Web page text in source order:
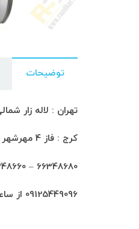
توضیحات
تهران : لاله زار
کرج : فاز 4 مهرشهر خیابان 411 شرقی پلاک 114 واحد 1
66348680 – 66348660 تماس از 8 صبح تا 6 شب
09125449096 از ساعت 8 صبح تا 10 شب